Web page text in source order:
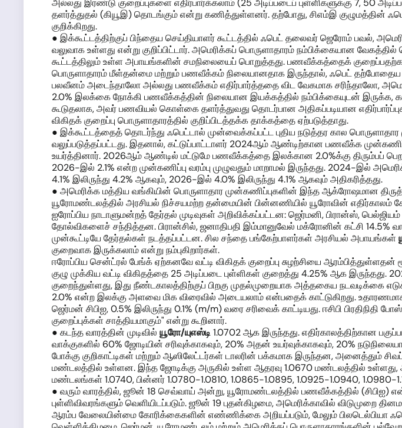
அல்லது இரண்டு குறைப்புகளை எதிர்பார்க்கலாம் (25 அடிப்படைப் புள்ளிகளுக்கு 7, 50
தளர்த்துதல் (கியூஇ) தொடங்கும் என்று கணித்துள்ளனர். தற்போது, சிஎம்இ குழுமத்தின்
குறிக்கிறது.
● இக்கூட்டத்திற்குப் பிந்தைய செய்தியாளர் கூட்டத்தில் ஃபெட் தலைவர் ஜெரோம் பவல்,
வலுவாக உள்ளது என்று குறிப்பிட்டார். அமெரிக்கப் பொருளாதாரம் நம்பிக்கையான
கூட்டத்திலும் உள்ள அபாயங்களின் சமநிலையைப் பொறுத்தது. பணவீக்கத்தைக்
பொருளாதாரம் மீள்தன்மை மற்றும் பணவீக்கம் நிலையானதாக இருந்தால், ஃபெட் தற்போதைய
பலவீனம் அடைந்தாலோ அல்லது பணவீக்கம் எதிர்பார்த்ததை விட வேகமாக சரிந்தாலோ,
2.0% இலக்கை நோக்கி பணவீக்கத்தின் நிலையான இயக்கத்தில் நம்பிக்கையுடன் இருக்க,
கூடுதலாக, அவர் பணவியல் கொள்கை தளர்த்துவது தொடர்பான அதிகப்படியான
விகிதக் குறைப்பு பொருளாதாரத்தில் குறிப்பிடத்தக்க தாக்கத்தை ஏற்படுத்தாது.
● இக்கூட்டத்தைத் தொடர்ந்து ஃபெட்டால் முன்வைக்கப்பட்ட புதிய நடுத்தர கால
வலுப்படுத்தப்பட்டது. இதனால், கட்டுப்பாட்டாளர் 2024ஆம் ஆண்டிற்கான பணவீக்க
உயர்த்தினார். 2026ஆம் ஆண்டில் மட்டுமே பணவீக்கத்தை இலக்கான 2.0%க்கு திரும்பப் பெற
2026-இல் 2.1% என்ற முன்கணிப்பு வரம்பு முழுவதும் மாறாமல் இருந்தது. 2024-இல்
4.1% இலிருந்து 4.2% ஆகவும், 2026-இல் 4.0% இலிருந்து 4.1% ஆகவும் அதிகரித்தது.
● அமெரிக்க மத்திய வங்கியின் பொருளாதார முன்கணிப்புகளின் இந்த ஆக்ரோஷமான
யூரோமண்டலத்தில் அரசியல் நிச்சயமற்ற தன்மையின் பின்னணியில் யூரோவின் எதிர்காலம்
ஐரோப்பிய நாடாளுமன்றத் தேர்தல் முடிவுகள் அறிவிக்கப்பட்டன: ஜெர்மனி, பிரான்ஸ்,
தோல்விகளைச் சந்தித்தன. பிரான்சில், ஜனாதிபதி இம்மானுவேல் மக்ரோனின் கட்சி
முன்கூட்டியே தேர்தல்கள் நடத்தப்பட்டன. சில சந்தை பங்கேற்பாளர்கள் அரசியல் அபாயங்கள்
குறைவாக இருக்கலாம் என்று நம்புகிறார்கள்.
ஈரோப்பிய சென்ட்ரல் பேங்க் ஏற்கனவே வட்டி விகிதக் குறைப்பு சுழற்சியை
குழு முக்கிய வட்டி விகிதத்தை 25 அடிப்படை புள்ளிகள் குறைத்து 4.25% ஆக
குறைந்துள்ளது, இது நீண்டகாலத்திற்குப் பிறகு முதல்முறையாக அத்தகைய நடவடிக்கை
2.0% என்ற இலக்கு அளவை மிக விரைவில் அடையலாம் என்பதைக் காட்டுகிறது.
ஜெர்மன் சிபிஐ, 0.5% இலிருந்து 0.1% (m/m) வரை சரிவைக் காட்டியது. ஈசிபி
குறைப்புக்கள் சாத்தியமாகும்" என்று கூறினார்.
● கடந்த வாரத்தின் முடிவில் யூரோ/யுஎஸ்டி1.0702 ஆக இருந்தது. எதிர்காலத்திற்கான
வாக்குகளில் 60% ஜோடியின் சரிவுக்காகவும், 20% அதன் உயர்வுக்காகவும், 20%
போக்கு குறிகாட்டிகள் மற்றும் ஆஸிலேட்டர்கள் டாலரின் பக்கமாக இருந்தன, அனைத்தும்
மண்டலத்தில் உள்ளன. இந்த ஜோடிக்கு அருகில் உள்ள ஆதரவு 1.0670 மண்டலத்தில் உள்ளது,
மண்டலங்கள் 1.0740, பின்னர் 1.0780-1.0810, 1.0865-1.0895, 1.0925-1.0940, 1.0980-
● வரும் வாரத்தில், ஜூன் 18 செவ்வாய் அன்று, யூரோமண்டலத்தில் பணவீக்கத்தில் (சிபிஐ)
புள்ளிவிவரங்களும் வெளியிடப்படும். ஜூன் 19 புதன்கிழமை, அமெரிக்காவில் விடுமுறை
ஆரம்ப வேலையின்மை கோரிக்கைகளின் எண்ணிக்கை அறியப்படும், மேலும் பிலடெல்பியா